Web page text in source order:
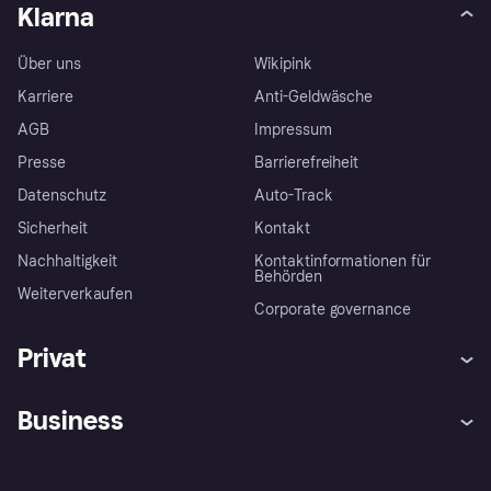
Klarna
Über uns
Karriere
AGB
Presse
Datenschutz
Sicherheit
Nachhaltigkeit
Weiterverkaufen
Wikipink
Anti-Geldwäsche
Impressum
Barrierefreiheit
Auto-Track
Kontakt
Kontaktinformationen für
Behörden
Corporate governance
Privat
Business